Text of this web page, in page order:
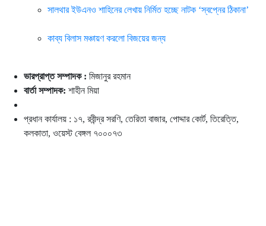
সালথার ইউএনও শাহিনের লেখায় নির্মিত হচ্ছে নাটক ‘স্বপ্নের ঠিকানা’
কাব্য বিলাস মঞ্চায়ণ করলো বিজয়ের জন্য
ভারপ্রাপ্ত সম্পাদক : মিজানুর রহমান
বার্তা সম্পাদক: শাহীন মিয়া
প্রধান কার্যালয় : ১৭, রবীন্দ্র সরণি, তেরিতা বাজার, পোদ্দার কোর্ট, তিরেত্তি,
কলকাতা, ওয়েস্ট বেঙ্গল ৭০০০৭৩